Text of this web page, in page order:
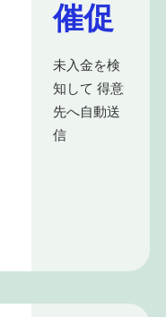
催促
未入金を検
知して 得意
先へ自動送
信